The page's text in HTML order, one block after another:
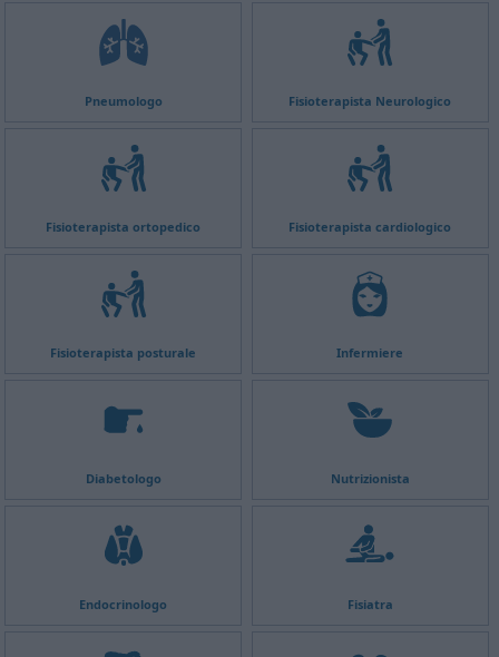
Pneumologo Fisioterapista Neurologico
Fisioterapista ortopedico Fisioterapista cardiologico
Fisioterapista posturale Infermiere
Diabetologo Nutrizionista
Endocrinologo Fisiatra